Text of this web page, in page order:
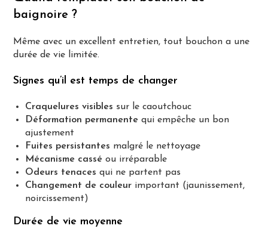
baignoire ?
Même avec un excellent entretien, tout bouchon a une
durée de vie limitée.
Signes qu’il est temps de changer
Craquelures visibles sur le caoutchouc
Déformation permanente qui empêche un bon
ajustement
Fuites persistantes malgré le nettoyage
Mécanisme cassé ou irréparable
Odeurs tenaces qui ne partent pas
Changement de couleur important (jaunissement,
noircissement)
Durée de vie moyenne